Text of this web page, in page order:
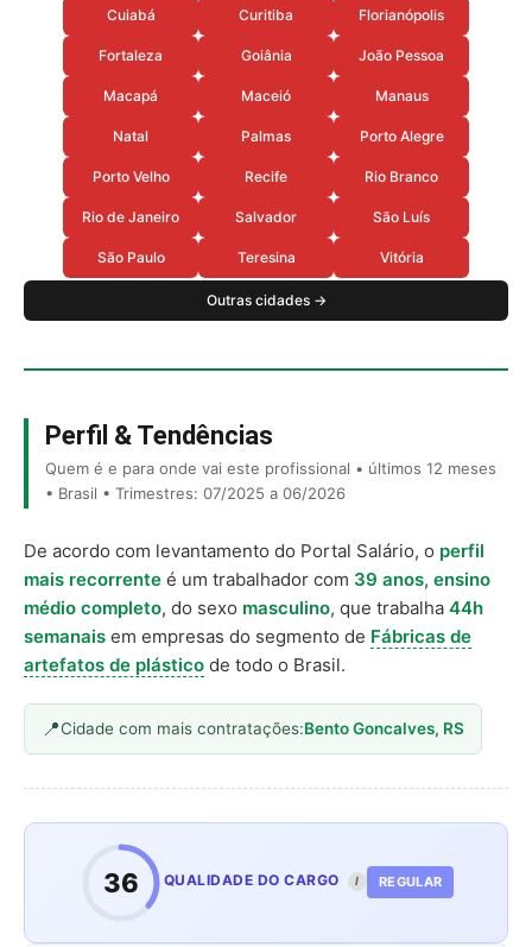
Cuiabá Curitiba Florianópolis
Fortaleza Goiânia João Pessoa
Macapá Maceió Manaus
Natal Palmas Porto Alegre
Porto Velho Recife Rio Branco
Rio de Janeiro Salvador São Luís
São Paulo Teresina Vitória
Outras cidades →
Perfil & Tendências
Quem é e para onde vai este profissional • últimos 12 meses
• Brasil • Trimestres: 07/2025 a 06/2026
De acordo com levantamento do Portal Salário, o perfil
mais recorrente é um trabalhador com 39 anos, ensino
médio completo, do sexo masculino, que trabalha 44h
semanais em empresas do segmento de Fábricas de
artefatos de plástico de todo o Brasil.
Cidade com mais contratações:Bento Goncalves, RS
36 QUALIDADE DO CARGO I REGULAR